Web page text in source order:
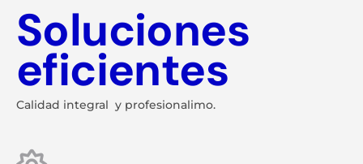
Soluciones
eficientes
Calidad integral y profesionalimo.